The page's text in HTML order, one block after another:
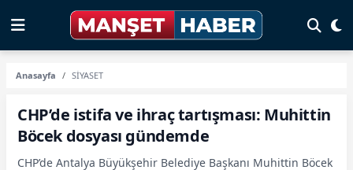
Anasayfa SİYASET
CHP’de istifa ve ihraç tartışması: Muhittin
Böcek dosyası gündemde
CHP’de Antalya Büyükşehir Belediye Başkanı Muhittin Böcek